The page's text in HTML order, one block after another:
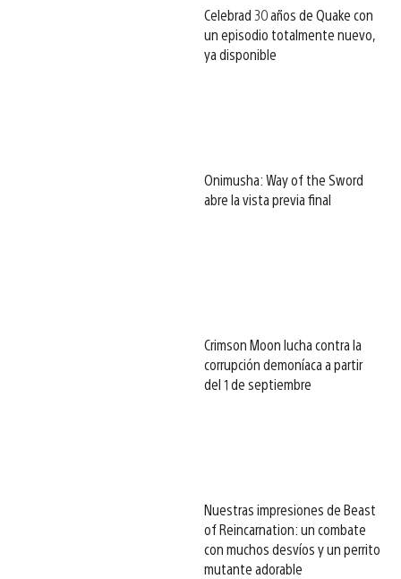
Celebrad 30 años de Quake con
un episodio totalmente nuevo,
ya disponible
Onimusha: Way of the Sword
abre la vista previa final
Crimson Moon lucha contra la
corrupción demoníaca a partir
del 1 de septiembre
Nuestras impresiones de Beast
of Reincarnation: un combate
con muchos desvíos y un perrito
mutante adorable